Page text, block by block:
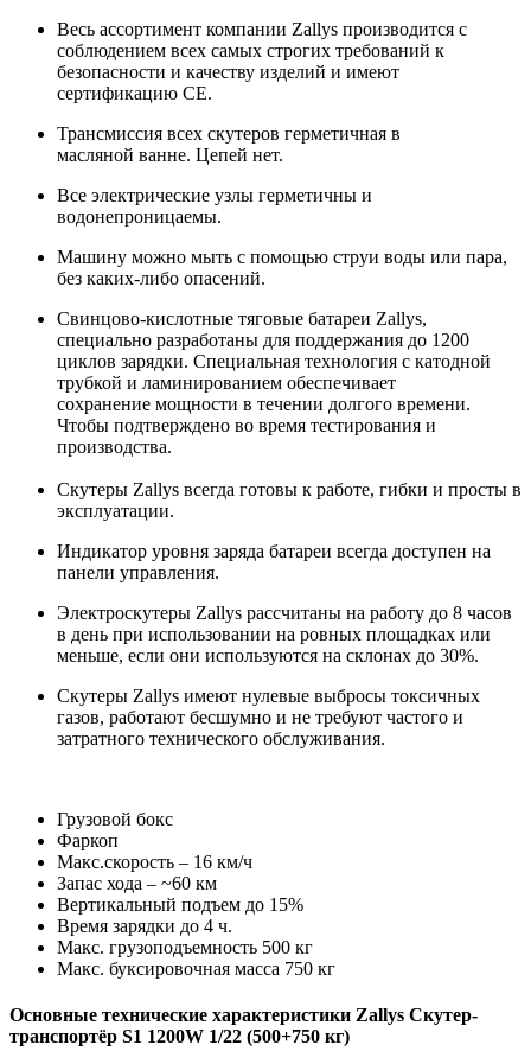
Весь ассортимент компании Zallys производится с
соблюдением всех самых строгих требований к
безопасности и качеству изделий и имеют
сертификацию СЕ.
Трансмиссия всех скутеров герметичная в
масляной ванне. Цепей нет.
Все электрические узлы герметичны и
водонепроницаемы.
Машину можно мыть с помощью струи воды или пара,
без каких-либо опасений.
Свинцово-кислотные тяговые батареи Zallys,
специально разработаны для поддержания до 1200
циклов зарядки. Специальная технология с катодной
трубкой и ламинированием обеспечивает
сохранение мощности в течении долгого времени.
Чтобы подтверждено во время тестирования и
производства.
Скутеры Zallys всегда готовы к работе, гибки и просты в
эксплуатации.
Индикатор уровня заряда батареи всегда доступен на
панели управления.
Электроскутеры Zallys рассчитаны на работу до 8 часов
в день при использовании на ровных площадках или
меньше, если они используются на склонах до 30%.
Скутеры Zallys имеют нулевые выбросы токсичных
газов, работают бесшумно и не требуют частого и
затратного технического обслуживания.
Грузовой бокс
Фаркоп
Макс.скорость – 16 км/ч
Запас хода – ~60 км
Вертикальный подъем до 15%
Время зарядки до 4 ч.
Макс. грузоподъемность 500 кг
Макс. буксировочная масса 750 кг
Основные технические характеристики Zallys Скутер-
транспортёр S1 1200W 1/22 (500+750 кг)